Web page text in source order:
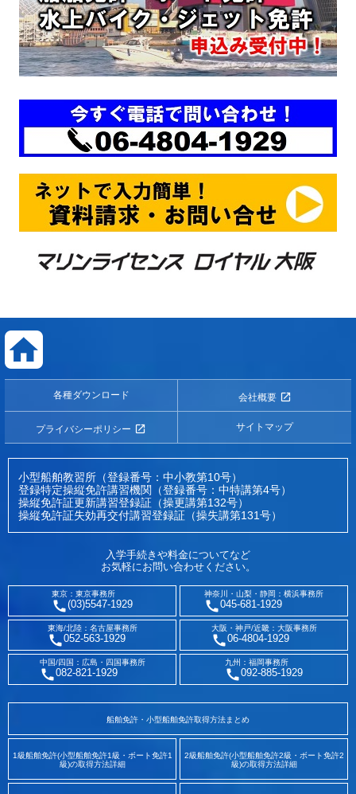
各種ダウンロード 会社概要
プライバシーポリシー サイトマップ
小型船舶教習所（登録番号：中小教第10号）
登録特定操縦免許講習機関（登録番号：中特講第4号）
操縦免許証更新講習登録証（操更講第132号）
操縦免許証失効再交付講習登録証（操失講第131号）
入学手続きや料金についてなど
お気軽にお問い合わせください。
東京：東京事務所
(03)5547-1929
神奈川・山梨・静岡：横浜事務所
045-681-1929
東海/北陸：名古屋事務所
052-563-1929
大阪・神戸/近畿：大阪事務所
06-4804-1929
中国/四国：広島・四国事務所
082-821-1929
九州：福岡事務所
092-885-1929
船舶免許・小型船舶免許取得方法まとめ
1級船舶免許(小型船舶免許1級・ボート免許1
級)の取得方法詳細
2級船舶免許(小型船舶免許2級・ボート免許2
級)の取得方法詳細